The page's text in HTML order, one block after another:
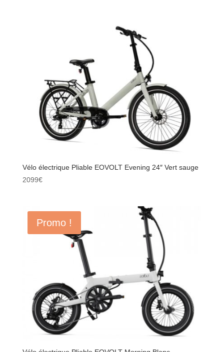
Vélo électrique Pliable EOVOLT Evening 24″ Vert sauge
2099€
Promo !